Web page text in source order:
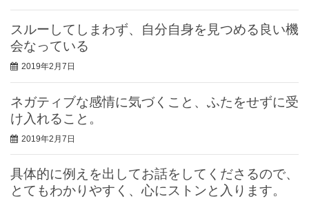
スルーしてしまわず、自分自身を見つめる良い機
会なっている
2019年2月7日
ネガティブな感情に気づくこと、ふたをせずに受
け入れること。
2019年2月7日
具体的に例えを出してお話をしてくださるので、
とてもわかりやすく、心にストンと入ります。